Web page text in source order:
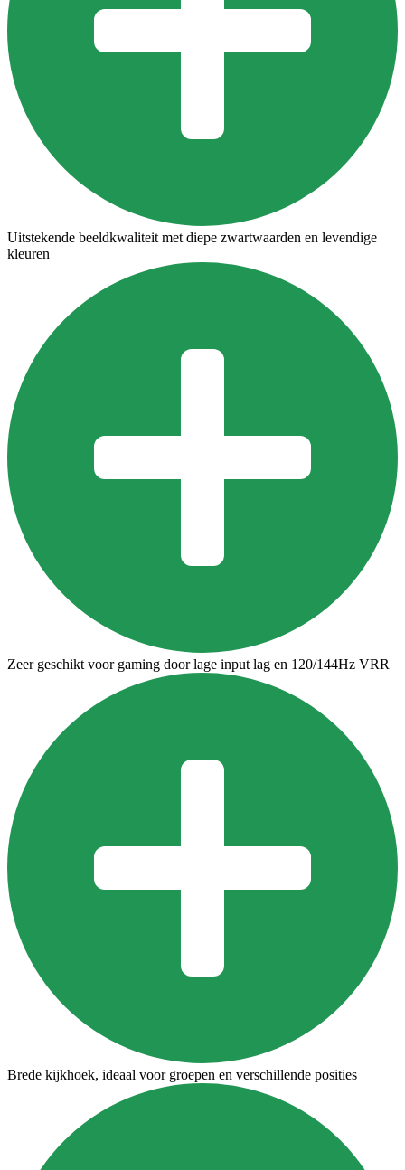
Uitstekende beeldkwaliteit met diepe zwartwaarden en levendige
kleuren
Zeer geschikt voor gaming door lage input lag en 120/144Hz VRR
Brede kijkhoek, ideaal voor groepen en verschillende posities